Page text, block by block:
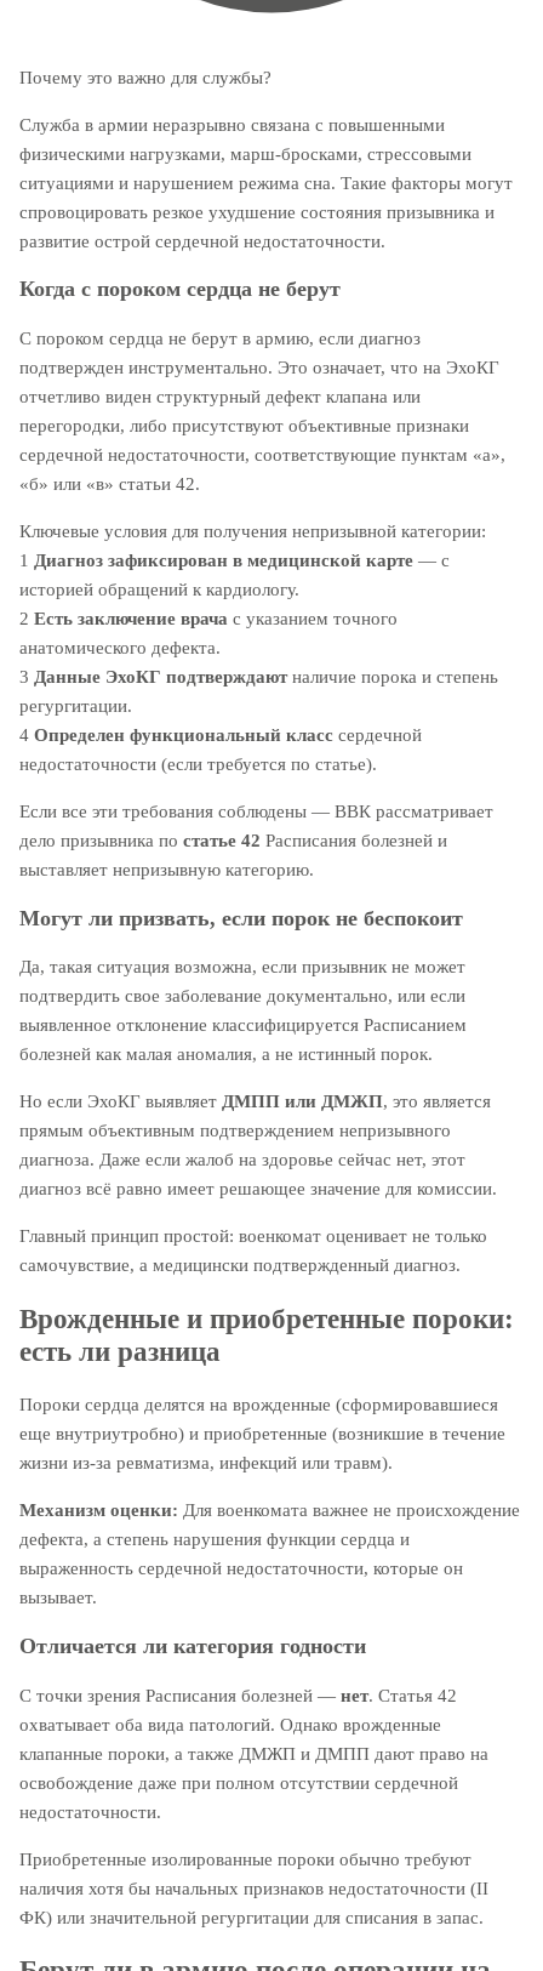
Почему это важно для службы?
Служба в армии неразрывно связана с повышенными
физическими нагрузками, марш-бросками, стрессовыми
ситуациями и нарушением режима сна. Такие факторы могут
спровоцировать резкое ухудшение состояния призывника и
развитие острой сердечной недостаточности.
Когда с пороком сердца не берут
С пороком сердца не берут в армию, если диагноз
подтвержден инструментально. Это означает, что на ЭхоКГ
отчетливо виден структурный дефект клапана или
перегородки, либо присутствуют объективные признаки
сердечной недостаточности, соответствующие пунктам «а»,
«б» или «в» статьи 42.
Ключевые условия для получения непризывной категории:
1 Диагноз зафиксирован в медицинской карте — с
историей обращений к кардиологу.
2 Есть заключение врача с указанием точного
анатомического дефекта.
3 Данные ЭхоКГ подтверждаютналичие порока и степень
регургитации.
4 Определен функциональный класс сердечной
недостаточности (если требуется по статье).
Если все эти требования соблюдены — ВВК рассматривает
дело призывника по статье 42 Расписания болезней и
выставляет непризывную категорию.
Могут ли призвать, если порок не беспокоит
Да, такая ситуация возможна, если призывник не может
подтвердить свое заболевание документально, или если
выявленное отклонение классифицируется Расписанием
болезней как малая аномалия, а не истинный порок.
Но если ЭхоКГ выявляет ДМПП или ДМЖП, это является
прямым объективным подтверждением непризывного
диагноза. Даже если жалоб на здоровье сейчас нет, этот
диагноз всё равно имеет решающее значение для комиссии.
Главный принцип простой: военкомат оценивает не только
самочувствие, а медицински подтвержденный диагноз.
Врожденные и приобретенные пороки:
есть ли разница
Пороки сердца делятся на врожденные (сформировавшиеся
еще внутриутробно) и приобретенные (возникшие в течение
жизни из-за ревматизма, инфекций или травм).
Механизм оценки: Для военкомата важнее не происхождение
дефекта, а степень нарушения функции сердца и
выраженность сердечной недостаточности, которые он
вызывает.
Отличается ли категория годности
С точки зрения Расписания болезней — нет. Статья 42
охватывает оба вида патологий. Однако врожденные
клапанные пороки, а также ДМЖП и ДМПП дают право на
освобождение даже при полном отсутствии сердечной
недостаточности.
Приобретенные изолированные пороки обычно требуют
наличия хотя бы начальных признаков недостаточности (II
ФК) или значительной регургитации для списания в запас.